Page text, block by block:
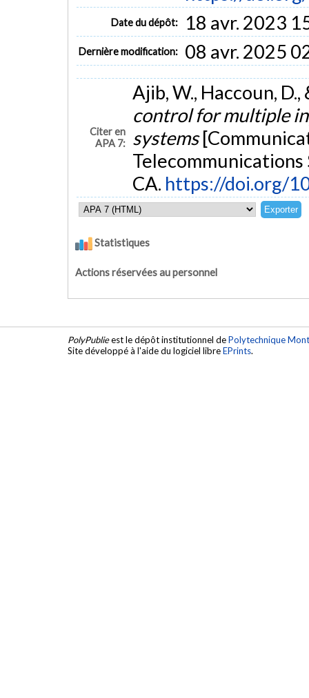
Date du dépôt: 18 avr. 2023
Dernière modification: 08 avr. 2025
Citer en
APA 7:
Ajib, W., Haccoun,
control for multiple
systems
Telecommunications
CA. https://doi.org/
Statistiques
Actions réservées au personnel
PolyPublieest le dépôt institutionnel dePolytechnique
Site développé à l'aide du logiciel libreEPrints.